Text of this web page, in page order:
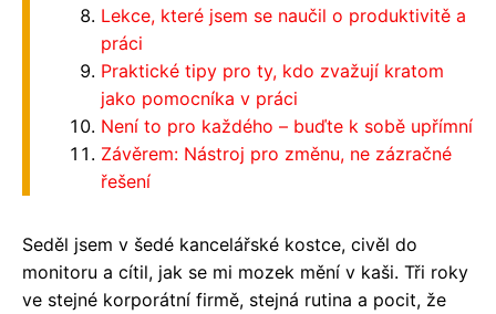
Lekce, které jsem se naučil o produktivitě a
práci
Praktické tipy pro ty, kdo zvažují kratom
jako pomocníka v práci
Není to pro každého – buďte k sobě upřímní
Závěrem: Nástroj pro změnu, ne zázračné
řešení
Seděl jsem v šedé kancelářské kostce, civěl do
monitoru a cítil, jak se mi mozek mění v kaši. Tři roky
ve stejné korporátní firmě, stejná rutina a pocit, že